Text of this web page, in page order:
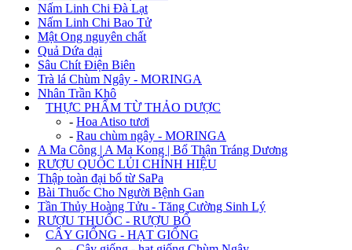
Nấm Linh Chi Đà Lạt
Nấm Linh Chi Bao Tử
Mật Ong nguyên chất
Quả Dứa dại
Sâu Chít Điện Biên
Trà lá Chùm Ngây - MORINGA
Nhân Trần Khô
THỰC PHẨM TỪ THẢO DƯỢC
- Hoa Atiso tươi
- Rau chùm ngây - MORINGA
A Ma Công | A Ma Kong | Bổ Thận Tráng Dương
RƯỢU QUỐC LỦI CHÍNH HIỆU
Thập toàn đại bổ từ SaPa
Bài Thuốc Cho Người Bệnh Gan
Tần Thủy Hoàng Tửu - Tăng Cường Sinh Lý
RƯỢU THUỐC - RƯỢU BỔ
CÂY GIỐNG - HẠT GIỐNG